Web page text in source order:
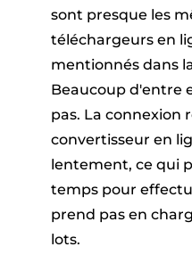
sont presque les
téléchargeurs en
mentionnés dans
Beaucoup d'entre
pas. La connexion
convertisseur en
lentement, ce qui
temps pour
prend pas en
lots.